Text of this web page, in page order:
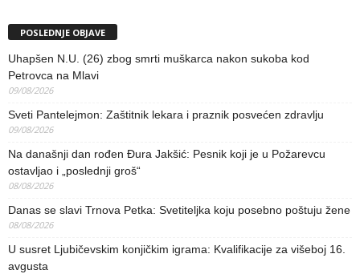
POSLEDNJE OBJAVE
Uhapšen N.U. (26) zbog smrti muškarca nakon sukoba kod
Petrovca na Mlavi
09/08/2026
Sveti Pantelejmon: Zaštitnik lekara i praznik posvećen zdravlju
09/08/2026
Na današnji dan rođen Đura Jakšić: Pesnik koji je u Požarevcu
ostavljao i „poslednji groš“
08/08/2026
Danas se slavi Trnova Petka: Svetiteljka koju posebno poštuju žene
08/08/2026
U susret Ljubičevskim konjičkim igrama: Kvalifikacije za višeboj 16.
avgusta